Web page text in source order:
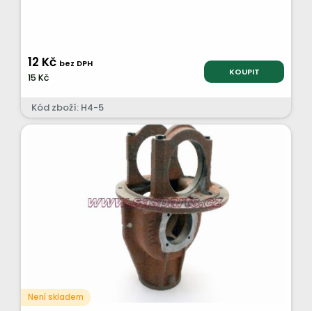
12 Kč bez DPH
15 Kč KOUPIT
Kód zboží: H4-5
Není skladem